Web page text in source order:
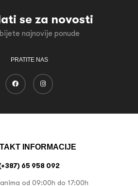
se za novosti
najnovije ponude
PRATITE NAS
INFORMACIJE
65 958 092
od 09:00h do 17:00h